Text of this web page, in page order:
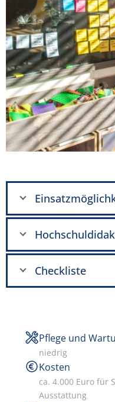
Checkliste
Pflege und
niedrig
Kosten
ca. 4.000 Euro für
Ausstattung